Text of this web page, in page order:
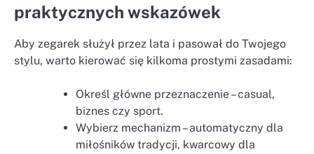
praktycznych wskazówek
Aby zegarek służył przez lata i pasował do Twojego
stylu, warto kierować się kilkoma prostymi zasadami:
Określ główne przeznaczenie – casual,
biznes czy sport.
Wybierz mechanizm – automatyczny dla
miłośników tradycji, kwarcowy dla